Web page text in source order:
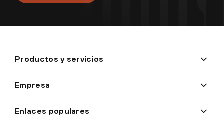
Productos y servicios
Empresa
Enlaces populares